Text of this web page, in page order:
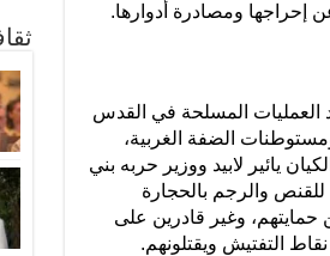
إحراجها ومصادرة أدوارها.
المسلحة في القدس
الضفة الغربية،
يائير لابيد ووزير حربه بني
والرجم بالحجارة
وغير قادرين على
التفتيش ويقتلونهم.